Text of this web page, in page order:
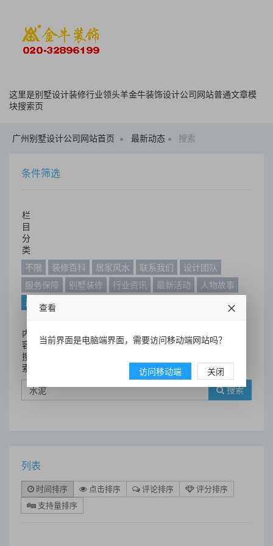
这里是别墅设计装修行业领头羊金牛装饰设计公司网站普通文章模
块搜索页
广州别墅设计公司网站首页 最新动态 搜索
条件筛选
栏
目
分
类
不限
装修百科 居家风水 联系我们
设计团队
服务保障
别墅装修 行业资讯 最新活动
人物故事
最新动态
内
容
搜
索
搜索
列表
时间排序 点击排序 评论排序
评分排序
支持量排序
查看
当前界面是电脑端界面，需要访问移动端网站吗？
访问移动端 关闭